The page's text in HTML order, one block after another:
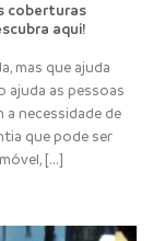
coberturas
aqui!
mas que ajuda
ajuda as pessoas
a necessidade de
que pode ser
[...]